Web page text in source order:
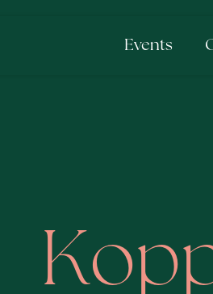
Events